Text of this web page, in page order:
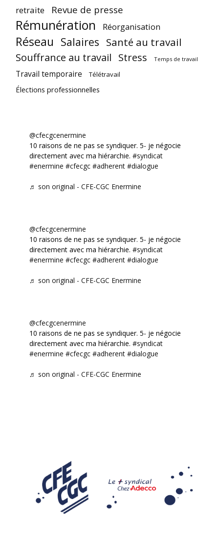
retraite Revue de presse
Rémunération Réorganisation
Réseau Salaires Santé au travail
Souffrance au travail Stress Temps de travail
Travail temporaire Télétravail
Élections professionnelles
@cfecgcenermine
10 raisons de ne pas se syndiquer. 5- je négocie
directement avec ma hiérarchie. #syndicat
#enermine #cfecgc #adherent #dialogue
♬ son original - CFE-CGC Enermine
@cfecgcenermine
10 raisons de ne pas se syndiquer. 5- je négocie
directement avec ma hiérarchie. #syndicat
#enermine #cfecgc #adherent #dialogue
♬ son original - CFE-CGC Enermine
@cfecgcenermine
10 raisons de ne pas se syndiquer. 5- je négocie
directement avec ma hiérarchie. #syndicat
#enermine #cfecgc #adherent #dialogue
♬ son original - CFE-CGC Enermine